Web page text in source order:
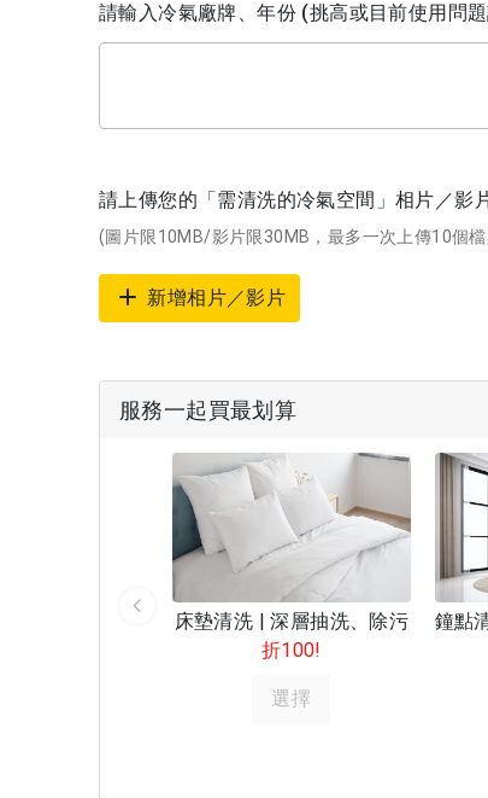
請輸入冷氣廠牌、年份 (挑高或目前使用問
請上傳您的「需清洗的冷氣空間」相片／影
(圖片限10MB/影片限30MB，最多一次上傳10個
新增相片／影片
服務一起買最划算
床墊清洗 | 深層抽洗、除污
折100!
選擇